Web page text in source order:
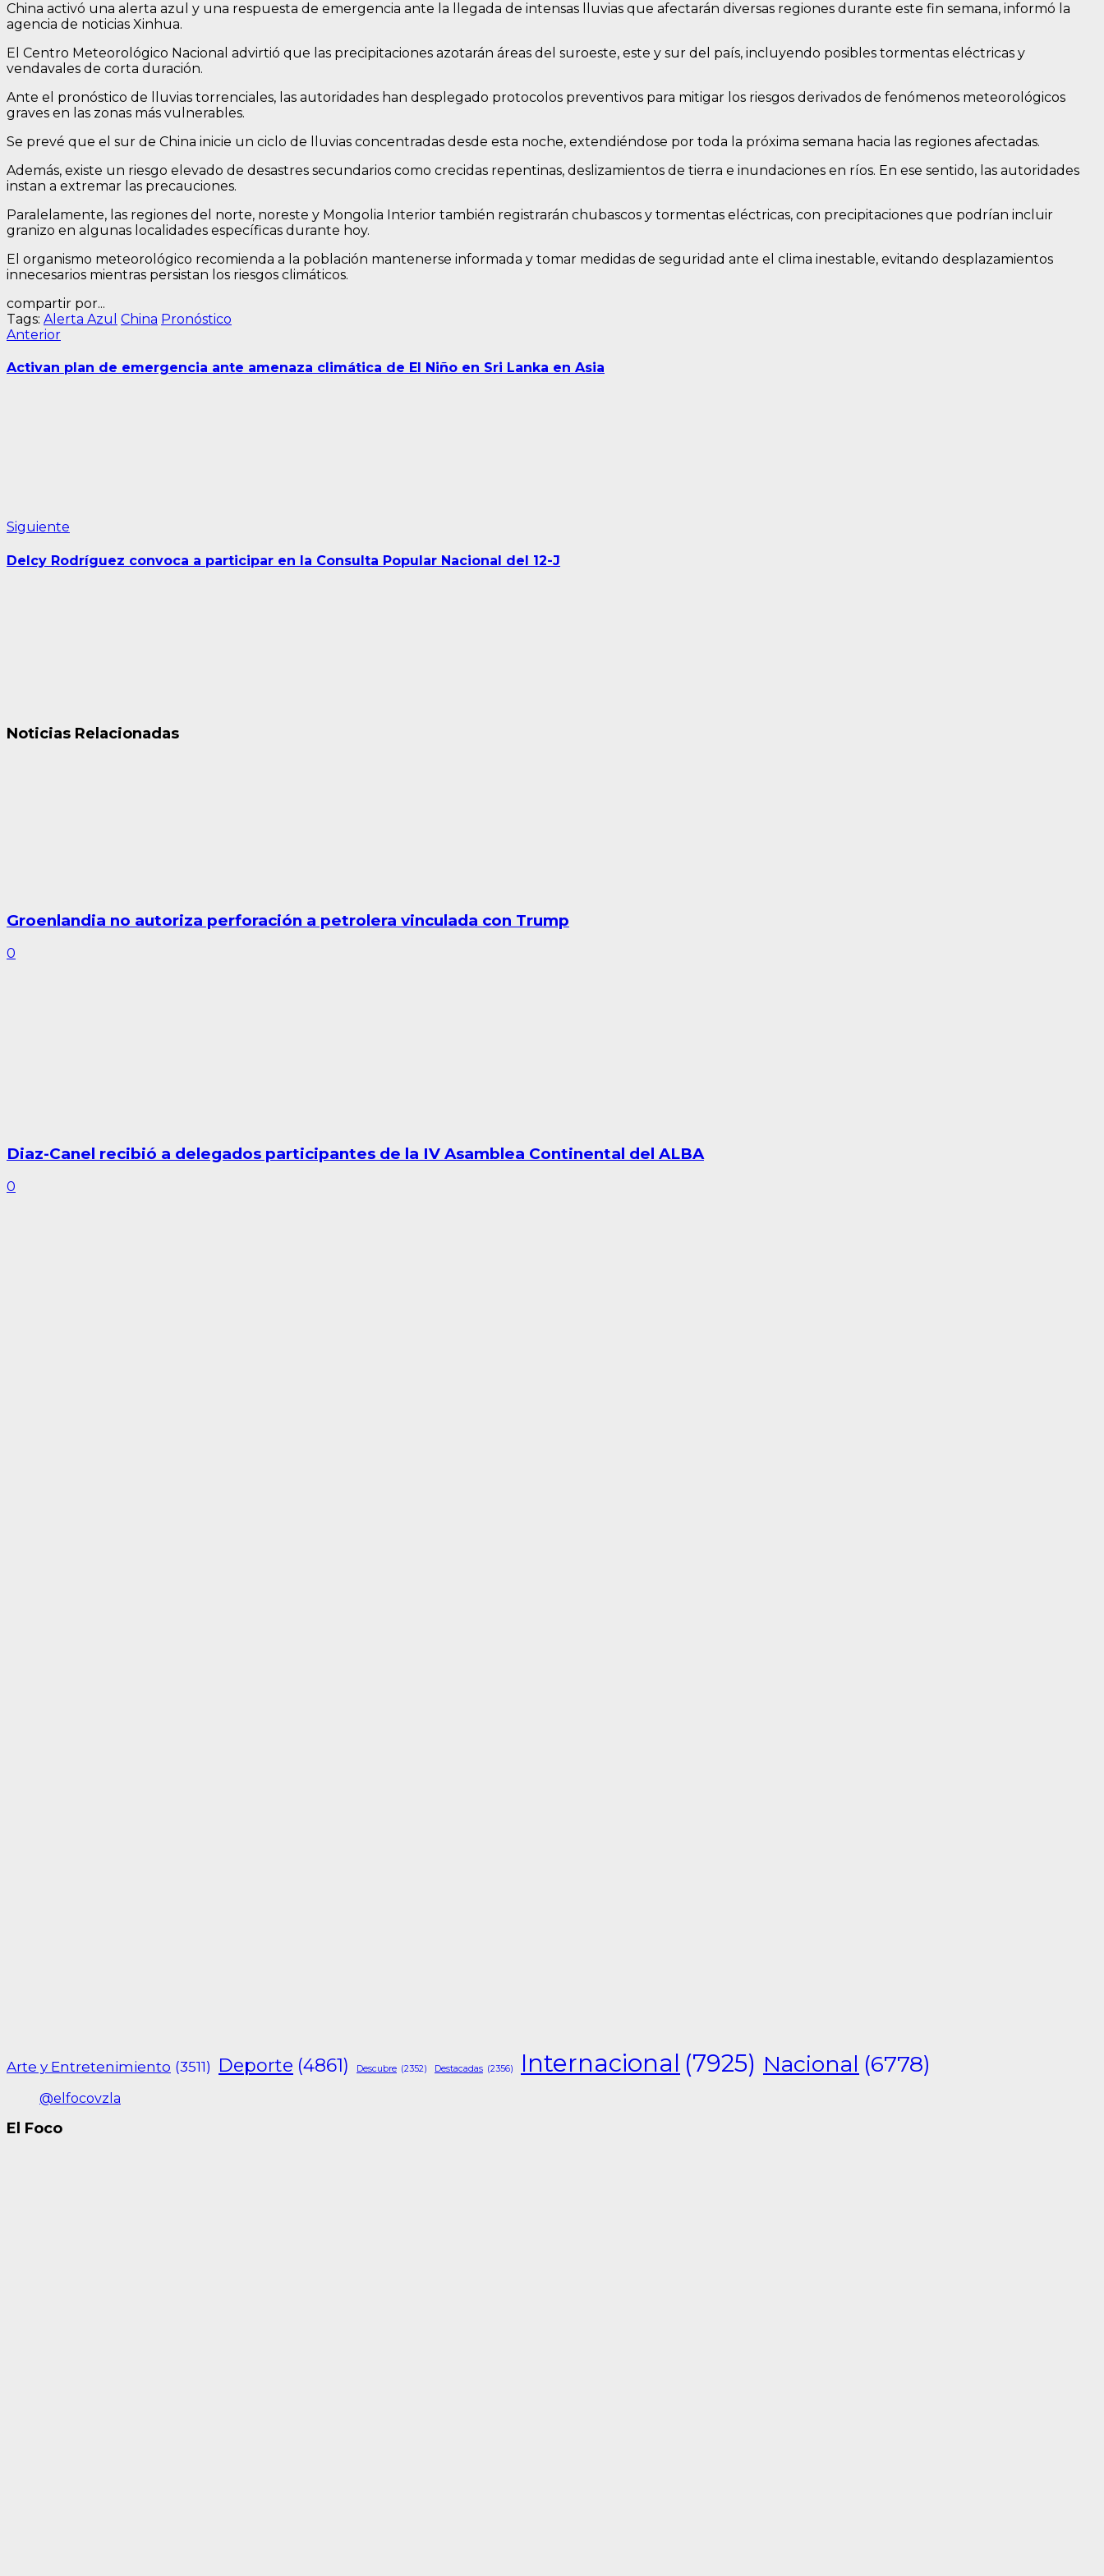
China activó una alerta azul y una respuesta de emergencia ante la llegada de intensas lluvias que afectarán diversas regiones durante este fin semana, informó la
agencia de noticias Xinhua.
El Centro Meteorológico Nacional advirtió que las precipitaciones azotarán áreas del suroeste, este y sur del país, incluyendo posibles tormentas eléctricas y
vendavales de corta duración.
Ante el pronóstico de lluvias torrenciales, las autoridades han desplegado protocolos preventivos para mitigar los riesgos derivados de fenómenos meteorológicos
graves en las zonas más vulnerables.
Se prevé que el sur de China inicie un ciclo de lluvias concentradas desde esta noche, extendiéndose por toda la próxima semana hacia las regiones afectadas.
Además, existe un riesgo elevado de desastres secundarios como crecidas repentinas, deslizamientos de tierra e inundaciones en ríos. En ese sentido, las autoridades
instan a extremar las precauciones.
Paralelamente, las regiones del norte, noreste y Mongolia Interior también registrarán chubascos y tormentas eléctricas, con precipitaciones que podrían incluir
granizo en algunas localidades específicas durante hoy.
El organismo meteorológico recomienda a la población mantenerse informada y tomar medidas de seguridad ante el clima inestable, evitando desplazamientos
innecesarios mientras persistan los riesgos climáticos.
compartir por...
Tags: Alerta Azul China Pronóstico
Navegación
de
AnteriorEntrada
Activan plan de emergencia ante amenaza climática de El Niño en Sri Lanka en Asia
Siguiente
Delcy Rodríguez convoca a participar en la Consulta Popular Nacional del 12-J
Noticias Relacionadas
Groenlandia no autoriza perforación a petrolera vinculada con Trump
0
Diaz-Canel recibió a delegados participantes de la IV Asamblea Continental del ALBA
0
Arte y Entretenimiento (3511) Deporte (4861) Descubre (2352) Destacadas (2356) Internacional (7925) Nacional (6778)
@elfocovzla
El Foco